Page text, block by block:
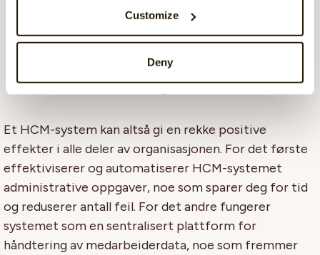
Customize
Deny
Denne innsikten gjør det mulig å gjøre
prestasjonsstyring, opplæring og utvikling og
overordnet HR-strategi.
Et HCM-system kan altså gi en rekke positive
effekter i alle deler av organisasjonen. For det første
effektiviserer og automatiserer HCM-systemet
administrative oppgaver, noe som sparer deg for tid
og reduserer antall feil. For det andre fungerer
systemet som en sentralisert plattform for
håndtering av medarbeiderdata, noe som fremmer